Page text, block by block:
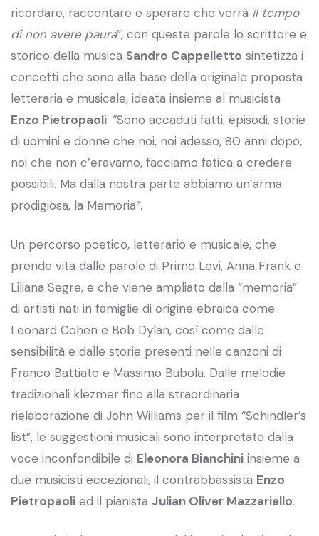
ricordare, raccontare e sperare che verrà il tempo
di non avere paura”, con queste parole lo scrittore e
storico della musica Sandro Cappelletto sintetizza i
concetti che sono alla base della originale proposta
letteraria e musicale, ideata insieme al musicista
Enzo Pietropaoli. “Sono accaduti fatti, episodi, storie
di uomini e donne che noi, noi adesso, 80 anni dopo,
noi che non c’eravamo, facciamo fatica a credere
possibili. Ma dalla nostra parte abbiamo un’arma
prodigiosa, la Memoria”.
Un percorso poetico, letterario e musicale, che
prende vita dalle parole di Primo Levi, Anna Frank e
Liliana Segre, e che viene ampliato dalla “memoria”
di artisti nati in famiglie di origine ebraica come
Leonard Cohen e Bob Dylan, così come dalle
sensibilità e dalle storie presenti nelle canzoni di
Franco Battiato e Massimo Bubola. Dalle melodie
tradizionali klezmer fino alla straordinaria
rielaborazione di John Williams per il film “Schindler’s
list”, le suggestioni musicali sono interpretate dalla
voce inconfondibile di Eleonora Bianchini insieme a
due musicisti eccezionali, il contrabbassista Enzo
Pietropaoli ed il pianista Julian Oliver Mazzariello.